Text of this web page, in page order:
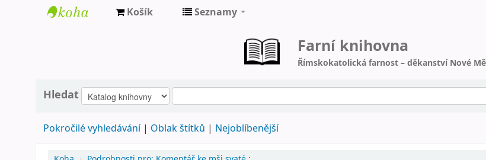
Město
Metují
Košík Seznamy
Farní knihovna
Římskokatolická farnost – děkanství Nové
Hledat
Pokročilé vyhledávání Oblak štítků Nejoblíbenější